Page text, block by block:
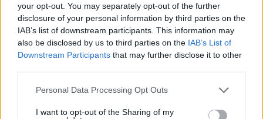
your opt-out. You may separately opt-out of the further
disclosure of your personal information by third parties on the
IAB’s list of downstream participants. This information may
also be disclosed by us to third parties on the IAB’s List of
Downstream Participants that may further disclose it to other
Please note that this website/app uses one or more Google
not limited to your visit or usage behaviour. You may click to
Personal Data Processing Opt Outs
I want to opt-out of the Sharing of my
φίλε! Δε γίνεται να μείνουν χωρίς δουλειά
αστυνομικοί, δικαστήρια, δικηγόροι, φυλακές και
νοσοκομεία! Οι Αμερικάνοι καλά θα κάνουν να μας
στείλουν μερικούς από τους δικούς τους εδώ, όπως
κάνουν άλλωστε όλες οι άλλες χώρες!
ΑΠΑΝΤΗΣΗ